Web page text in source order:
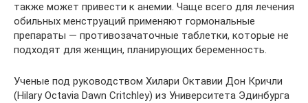
также может привести к анемии. Чаще всего для лечения
обильных менструаций применяют гормональные
препараты — противозачаточные таблетки, которые не
подходят для женщин, планирующих беременность.
Ученые под руководством Хилари Октавии Дон Кричли
(Hilary Octavia Dawn Critchley) из Университета Эдинбурга